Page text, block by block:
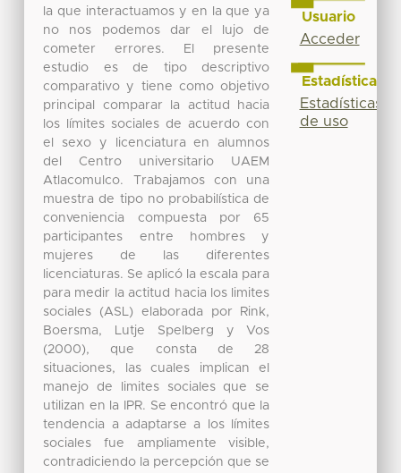
la que interactuamos y en la que ya
no nos podemos dar el lujo de
cometer errores. El presente
estudio es de tipo descriptivo
comparativo y tiene como objetivo
principal comparar la actitud hacia
los límites sociales de acuerdo con
el sexo y licenciatura en alumnos
del Centro universitario UAEM
Atlacomulco. Trabajamos con una
muestra de tipo no probabilística de
conveniencia compuesta por 65
participantes entre hombres y
mujeres de las diferentes
licenciaturas. Se aplicó la escala para
para medir la actitud hacia los limites
sociales (ASL) elaborada por Rink,
Boersma, Lutje Spelberg y Vos
(2000), que consta de 28
situaciones, las cuales implican el
manejo de limites sociales que se
utilizan en la IPR. Se encontró que la
tendencia a adaptarse a los límites
sociales fue ampliamente visible,
contradiciendo la percepción que se
Usuario
Acceder
Estadísticas
Estadísticas
de uso